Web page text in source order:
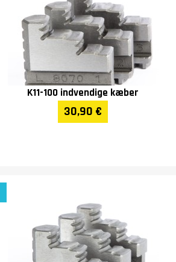
K11-100 indvendige kæber
30,90 €